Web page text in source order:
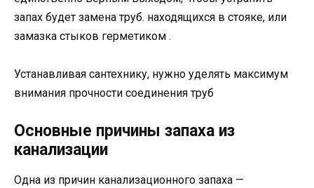
запах будет замена труб. находящихся в стояке, или
замазка стыков герметиком .
Устанавливая сантехнику, нужно уделять максимум
внимания прочности соединения труб
Основные причины запаха из
канализации
Одна из причин канализационного запаха —